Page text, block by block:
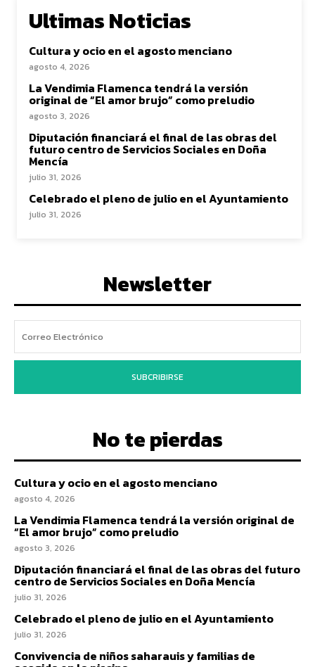
Ultimas Noticias
Cultura y ocio en el agosto menciano
agosto 4, 2026
La Vendimia Flamenca tendrá la versión
original de “El amor brujo” como preludio
agosto 3, 2026
Diputación financiará el final de las obras del
futuro centro de Servicios Sociales en Doña
Mencía
julio 31, 2026
Celebrado el pleno de julio en el Ayuntamiento
julio 31, 2026
Newsletter
SUBCRIBIRSE
No te pierdas
Cultura y ocio en el agosto menciano
agosto 4, 2026
La Vendimia Flamenca tendrá la versión original de
“El amor brujo” como preludio
agosto 3, 2026
Diputación financiará el final de las obras del futuro
centro de Servicios Sociales en Doña Mencía
julio 31, 2026
Celebrado el pleno de julio en el Ayuntamiento
julio 31, 2026
Convivencia de niños saharauis y familias de